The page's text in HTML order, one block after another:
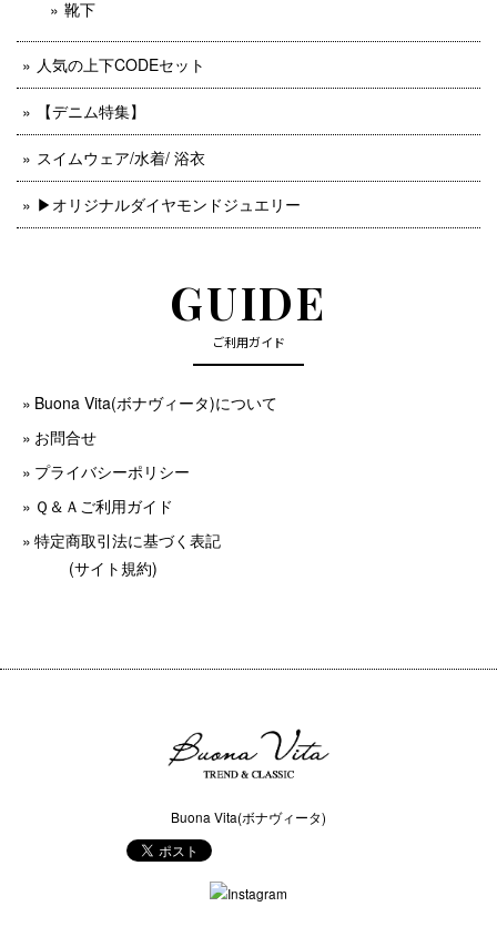
靴下
人気の上下CODEセット
【デニム特集】
スイムウェア/水着/ 浴衣
▶︎オリジナルダイヤモンドジュエリー
GUIDE
ご利用ガイド
Buona Vita(ボナヴィータ)について
お問合せ
プライバシーポリシー
Ｑ＆Ａご利用ガイド
特定商取引法に基づく表記
(サイト規約)
Buona Vita(ボナヴィータ)